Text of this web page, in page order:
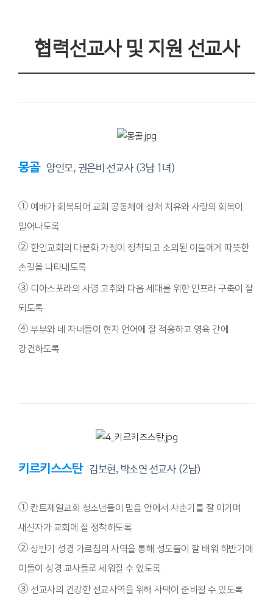
협력선교사 및 지원 선교사
몽골 양인모, 권은비 선교사 (3남 1녀)
① 예배가 회복되어 교회 공동체에 상처 치유와 사랑의 회복이
일어나도록
② 한인교회의 다문화 가정이 정착되고 소외된 이들에게 따뜻한
손길을 나타내도록
③ 디아스포라의 사명 고취와 다음 세대를 위한 인프라 구축이 잘
되도록
④ 부부와 네 자녀들이 현지 언어에 잘 적응하고 영육 간에
강건하도록
키르키스스탄 김보현, 박소연 선교사 (2남)
① 칸트제일교회 청소년들이 믿음 안에서 사춘기를 잘 이기며
새신자가 교회에 잘 정착하도록
② 상반기 성경 가르침의 사역을 통해 성도들이 잘 배워 하반기에
이들이 성경 교사들로 세워질 수 있도록
③ 선교사의 건강한 선교사역을 위해 사택이 준비될 수 있도록